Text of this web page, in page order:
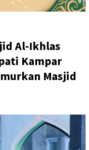
Al-Ikhlas
Kampar
Masjid